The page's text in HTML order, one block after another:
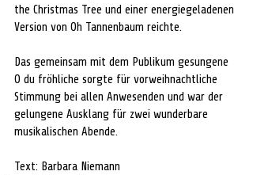
the Christmas Tree und einer energiegeladenen
Version von Oh Tannenbaum reichte.
Das gemeinsam mit dem Publikum gesungene
O du fröhliche sorgte für vorweihnachtliche
Stimmung bei allen Anwesenden und war der
gelungene Ausklang für zwei wunderbare
musikalischen Abende.
Text: Barbara Niemann